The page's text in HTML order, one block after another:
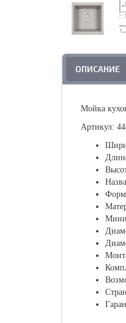
ОПИСАНИЕ
Мойка
Артикул: